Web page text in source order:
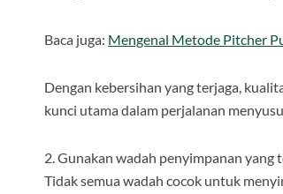
Baca juga: Mengenal Metode Pitcher
Dengan kebersihan yang terjaga,
kunci utama dalam perjalanan
2. Gunakan wadah penyimpanan yang
Tidak semua wadah cocok untuk